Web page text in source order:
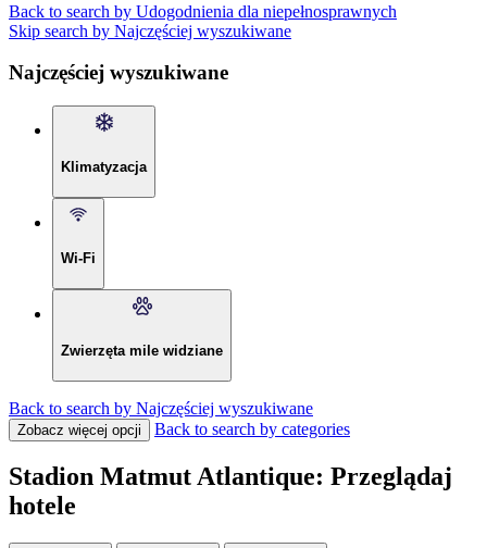
Back to search by Udogodnienia dla niepełnosprawnych
Skip search by Najczęściej wyszukiwane
Najczęściej wyszukiwane
Klimatyzacja
Wi-Fi
Zwierzęta mile widziane
Back to search by Najczęściej wyszukiwane
Zobacz więcej opcji Back to search by categories
Stadion Matmut Atlantique: Przeglądaj
hotele